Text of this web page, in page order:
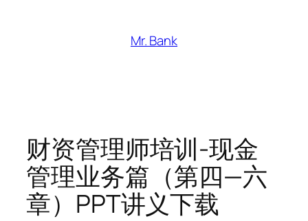
Mr. Bank
财资管理师培训-现金
管理业务篇（第四—六
章）PPT讲义下载